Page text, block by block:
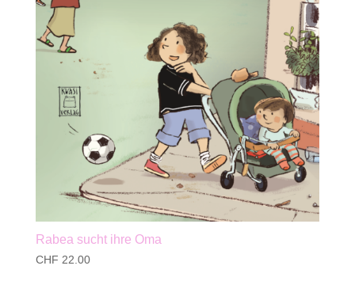
Rabea sucht ihre Oma
CHF 22.00